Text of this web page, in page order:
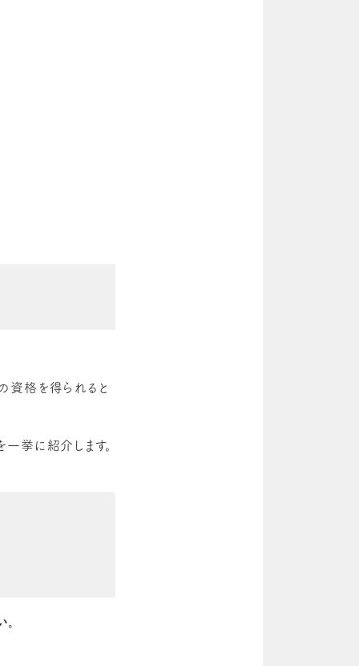
資格を得られると
挙に紹介します。